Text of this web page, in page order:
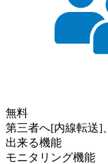
無料
第三者へ[内線転送]
出来る機能
モニタリング機能